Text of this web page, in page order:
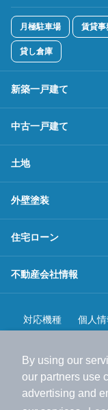
By using our
our partners use
advertising and
サ
月極駐車場 賃貸事
貸し倉庫
新築一戸建て
中古一戸建て
土地
外壁塗装
住宅ローン
不動産会社情報
対応機種 個人